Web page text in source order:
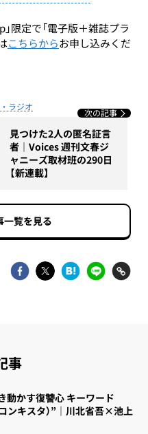
限定で「電子版＋雑誌プラ
こちらからお申し込みくだ
ラジオ 次の記事
見つけた2人の匿名証言
者｜Voices 週刊文春ジ
ャニーズ取材班の290日
【新連載】
一覧を見る
事
動かす復讐心 キーワード
ンキスタ）”｜川北省吾×池上